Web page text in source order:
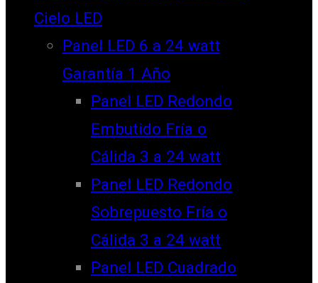
Cielo LED
Panel LED 6 a 24 watt
Garantía 1 Año
Panel LED Redondo
Embutido Fría o
Cálida 3 a 24 watt
Panel LED Redondo
Sobrepuesto Fría o
Cálida 3 a 24 watt
Panel LED Cuadrado